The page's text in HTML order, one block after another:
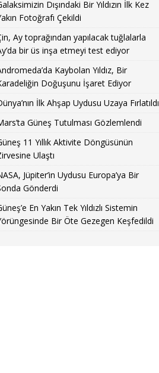
Dışındaki Bir Yıldızın İlk Kez
Fotoğrafı Çekildi
Ay toprağından yapılacak tuğlalarla
bir üs inşa etmeyi test ediyor
Kaybolan Yıldız, Bir
Doğuşunu İşaret Ediyor
İlk Ahşap Uydusu Uzaya Fırlatıldı
Güneş Tutulması Gözlemlendi
11 Yıllık Aktivite Döngüsünün
Ulaştı
Jüpiter’in Uydusu Europa’ya Bir
Gönderdi
En Yakın Tek Yıldızlı Sistemin
Bir Öte Gezegen Keşfedildi